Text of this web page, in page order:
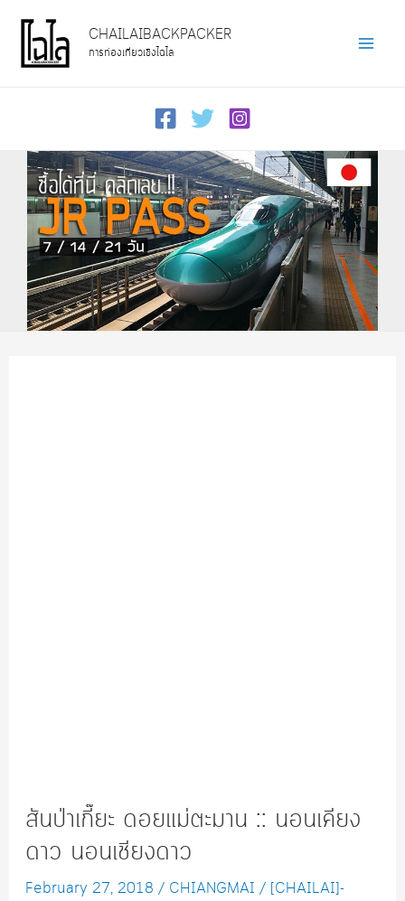
content
CHAILAIBACKPACKER
การท่องเที่ยวเชิงไฉไล
สันป่าเกี๊ยะ ดอยแม่ตะมาน :: นอนเคียง
ดาว นอนเชียงดาว
February 27, 2018 / CHIANGMAI / [CHAILAI]-